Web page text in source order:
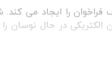
را ایجاد می
الکتریکی در حال نوسان